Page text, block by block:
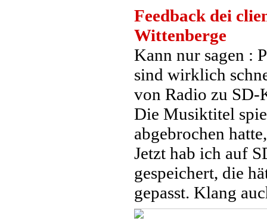
Feedback dei
Wittenberge
Kann nur sagen :
sind wirklich
von Radio zu SD-
Die Musiktitel
abgebrochen
Jetzt hab ich auf
gespeichert, die
gepasst. Klang